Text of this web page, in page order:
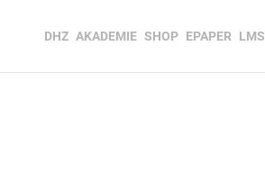
DHZ AKADEMIE SHOP EPAPER LMS